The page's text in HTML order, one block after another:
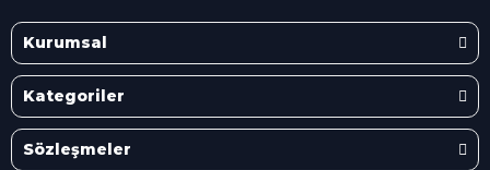
Kurumsal
Kategoriler
Sözleşmeler